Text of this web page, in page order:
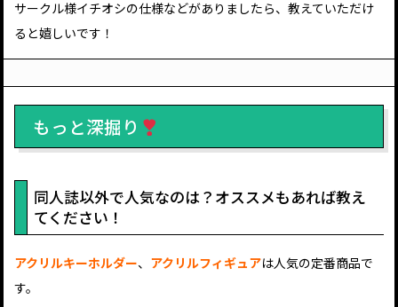
サークル様イチオシの仕様などがありましたら、教えていただけ
ると嬉しいです！
もっと深掘り
同人誌以外で人気なのは？オススメもあれば教え
てください！
アクリルキーホルダー、 アクリルフィギュアは人気の定番商品で
す。